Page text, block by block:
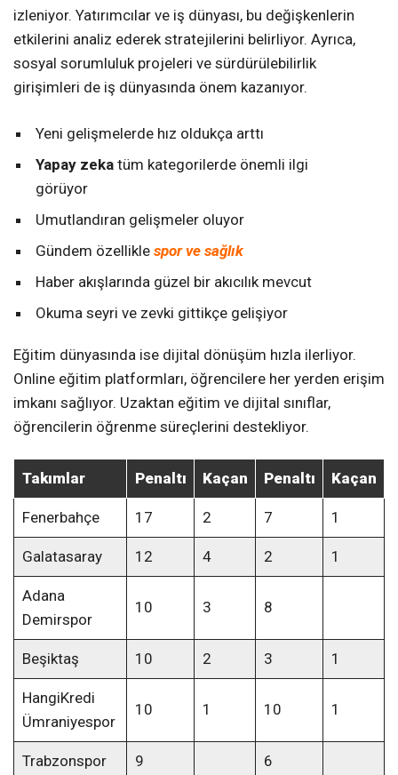
izleniyor. Yatırımcılar ve iş dünyası, bu değişkenlerin
etkilerini analiz ederek stratejilerini belirliyor. Ayrıca,
sosyal sorumluluk projeleri ve sürdürülebilirlik
girişimleri de iş dünyasında önem kazanıyor.
Yeni gelişmelerde hız oldukça arttı
Yapay zeka tüm kategorilerde önemli ilgi
görüyor
Umutlandıran gelişmeler oluyor
Gündem özellikle spor ve sağlık
Haber akışlarında güzel bir akıcılık mevcut
Okuma seyri ve zevki gittikçe gelişiyor
Eğitim dünyasında ise dijital dönüşüm hızla ilerliyor.
Online eğitim platformları, öğrencilere her yerden erişim
imkanı sağlıyor. Uzaktan eğitim ve dijital sınıflar,
öğrencilerin öğrenme süreçlerini destekliyor.
Takımlar Penaltı Kaçan Penaltı Kaçan
Fenerbahçe 17 2 7 1
Galatasaray 12 4 2 1
Adana
Demirspor
10 3 8
Beşiktaş 10 2 3 1
HangiKredi
Ümraniyespor
10 1 10 1
Trabzonspor 9 6